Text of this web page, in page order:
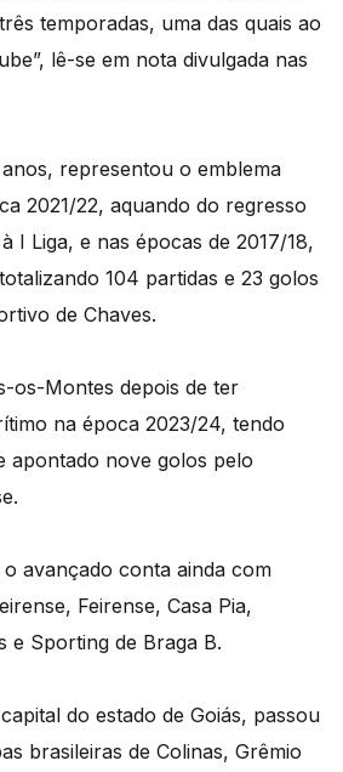
temporadas, uma das quais ao
lê-se em nota divulgada nas
representou o emblema
2021/22, aquando do regresso
I Liga, e nas épocas de 2017/18,
104 partidas e 23 golos
de Chaves.
os-Montes depois de ter
na época 2023/24, tendo
apontado nove golos pelo
avançado conta ainda com
Feirense, Casa Pia,
e Sporting de Braga B.
do estado de Goiás, passou
brasileiras de Colinas, Grêmio